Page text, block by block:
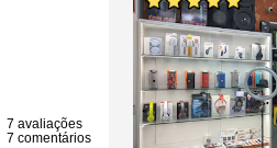
7 avaliações
7 comentários